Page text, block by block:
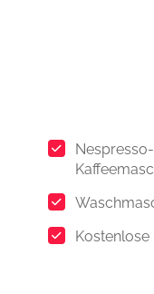
Nespresso-
Kostenlose